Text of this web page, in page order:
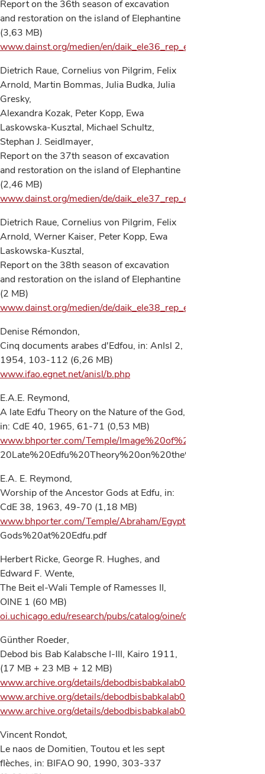
Report on the 36th season of excavation
and restoration on the island of Elephantine
(3,63 MB)
www.dainst.org/medien/en/daik_ele36_rep_en.pdf
Dietrich Raue, Cornelius von Pilgrim, Felix
Arnold, Martin Bommas, Julia Budka, Julia
Gresky,
Alexandra Kozak, Peter Kopp, Ewa
Laskowska-Kusztal, Michael Schultz,
Stephan J. Seidlmayer,
Report on the 37th season of excavation
and restoration on the island of Elephantine
(2,46 MB)
www.dainst.org/medien/de/daik_ele37_rep_en.pdf
Dietrich Raue, Cornelius von Pilgrim, Felix
Arnold, Werner Kaiser, Peter Kopp, Ewa
Laskowska-Kusztal,
Report on the 38th season of excavation
and restoration on the island of Elephantine
(2 MB)
www.dainst.org/medien/de/daik_ele38_rep_en.pdf
Denise Rémondon,
Cinq documents arabes d'Edfou, in: AnIsl 2,
1954, 103-112 (6,26 MB)
www.ifao.egnet.net/anisl/b.php
E.A.E. Reymond,
A late Edfu Theory on the Nature of the God,
in: CdE 40, 1965, 61-71 (0,53 MB)
www.bhporter.com/Temple/Image%20of%20God/
E.A. E. Reymond,
Worship of the Ancestor Gods at Edfu, in:
CdE 38, 1963, 49-70 (1,18 MB)
www.bhporter.com/Temple/Abraham/Egypt/
Gods%20at%20Edfu.pdf
Herbert Ricke, George R. Hughes, and
Edward F. Wente,
The Beit el-Wali Temple of Ramesses II,
OINE 1 (60 MB)
oi.uchicago.edu/research/pubs/catalog/oine/oine1.html
Günther Roeder,
Debod bis Bab Kalabsche I-III, Kairo 1911,
(17 MB + 23 MB + 12 MB)
www.archive.org/details/debodbisbabkalab01roed
www.archive.org/details/debodbisbabkalab02roed
www.archive.org/details/debodbisbabkalab03roed
Vincent Rondot,
Le naos de Domitien, Toutou et les sept
flèches, in: BIFAO 90, 1990, 303-337